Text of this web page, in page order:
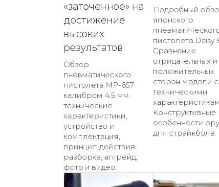
«заточенное» на
достижение
высоких
результатов
Обзор
пневматического
пистолета МР-657
калибром 4.5 мм:
технические
характеристики,
устройство и
комплектация,
принцип действия,
разборка, апгрейд,
фото и видео.
Подробный
японского
пистолета Daisy
Сравнение
отрицательных и
положительных
сторон модели с
техническими
Конструктивные
особенности
для страйкбола.